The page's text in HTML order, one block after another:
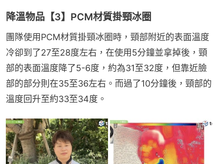
降溫物品【3】PCM材質掛頸冰圈
團隊使用PCM材質掛頸冰圈時，頸部附近的表面溫度
冷卻到了27至28度左右，在使用5分鐘並拿掉後，頸
部的表面溫度降了5-6度，約為31至32度，但靠近臉
部的部分則在35至36左右。而過了10分鐘後，頸部的
溫度回升至約33至34度。